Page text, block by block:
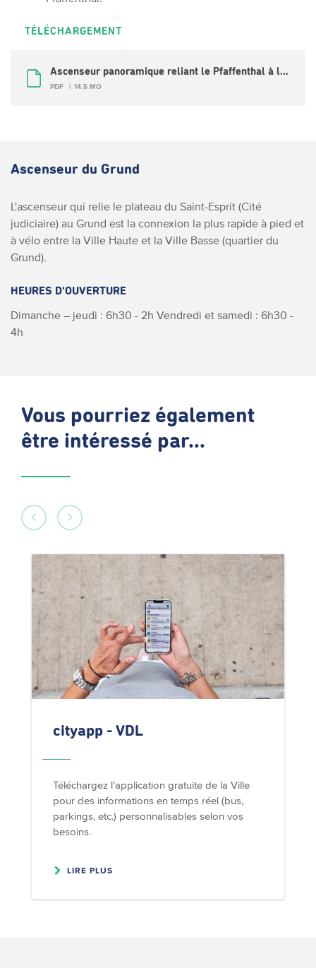
TÉLÉCHARGEMENT
Ascenseur panoramique reliant le Pfaffenthal à la Ville Haute
PDF 14.5 MO
Ascenseur du Grund
L'ascenseur qui relie le plateau du Saint-Esprit (Cité
judiciaire) au Grund est la connexion la plus rapide à pied et
à vélo entre la Ville Haute et la Ville Basse (quartier du
Grund).
HEURES D’OUVERTURE
Dimanche – jeudi : 6h30 - 2h Vendredi et samedi : 6h30 -
4h
Vous pourriez également
être intéressé par...
cityapp - VDL
Téléchargez l’application gratuite de la Ville
pour des informations en temps réel (bus,
parkings, etc.) personnalisables selon vos
besoins.
LIRE PLUS